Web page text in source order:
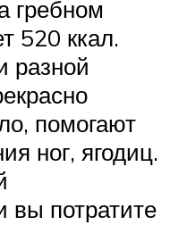
гребном
520 ккал.
разной
помогают
ног, ягодиц.
вы потратите